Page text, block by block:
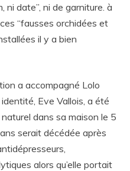
ni date”, ni de garniture. à
“fausses orchidées et
il y a bien
a accompagné Lolo
Eve Vallois, a été
dans sa maison le 5
serait décédée après
alors qu’elle portait